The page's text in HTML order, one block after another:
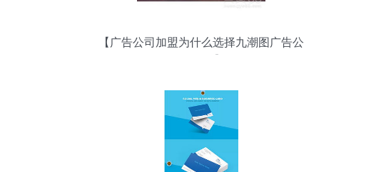
【广告公司加盟为什么选择九潮图广告公